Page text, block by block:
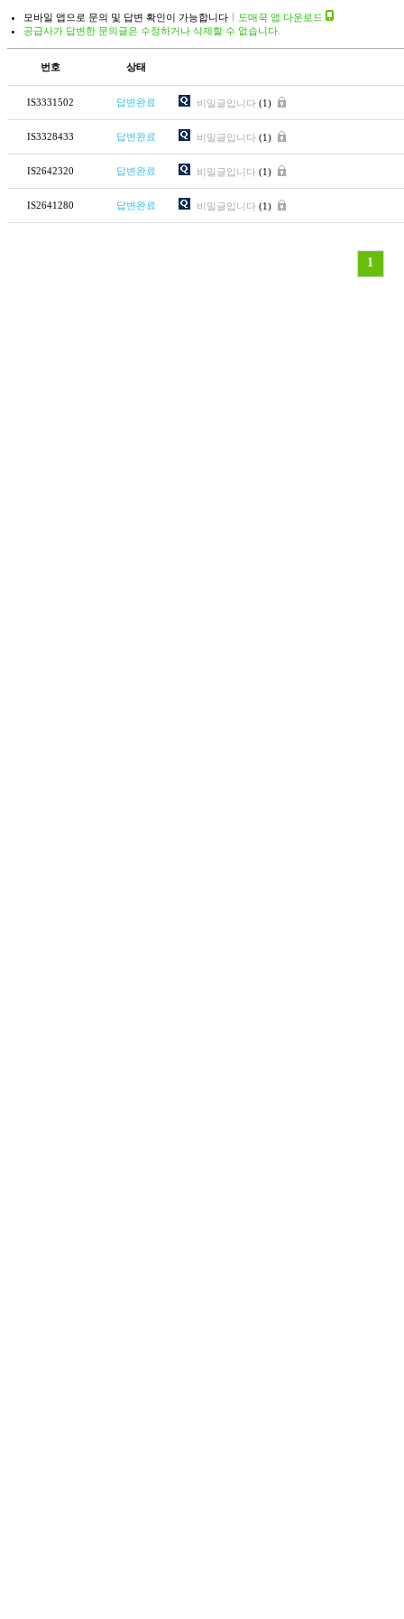
모바일 앱으로 문의 및 답변 확인이 가능합니다
도매꾹 앱 다운로드
공급사가 답변한 문의글은 수정하거나 삭제할 수 없습니다.
번호 상태
IS3331502 답변완료 비밀글입니다 (1)
IS3328433 답변완료 비밀글입니다 (1)
IS2642320 답변완료 비밀글입니다 (1)
IS2641280 답변완료 비밀글입니다 (1)
1